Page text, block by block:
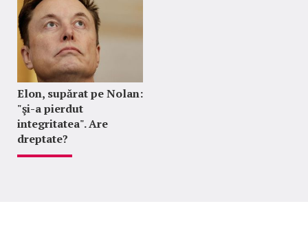
Elon, supărat pe Nolan:
"şi-a pierdut
integritatea". Are
dreptate?